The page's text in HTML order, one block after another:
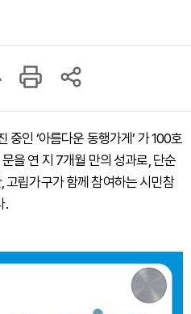
인 ‘아름다운 동행가게’ 가 100호
을 연 지 7개월 만의 성과로, 단순
고립가구가 함께 참여하는 시민참
.